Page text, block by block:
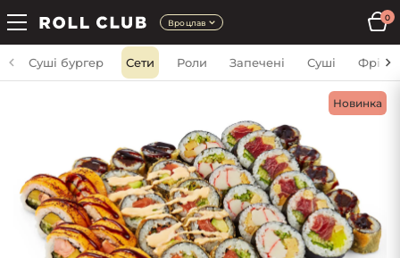
Вроцлав
0
Суші бургер Сети Роли Запечені Суші Фрі
Новинка